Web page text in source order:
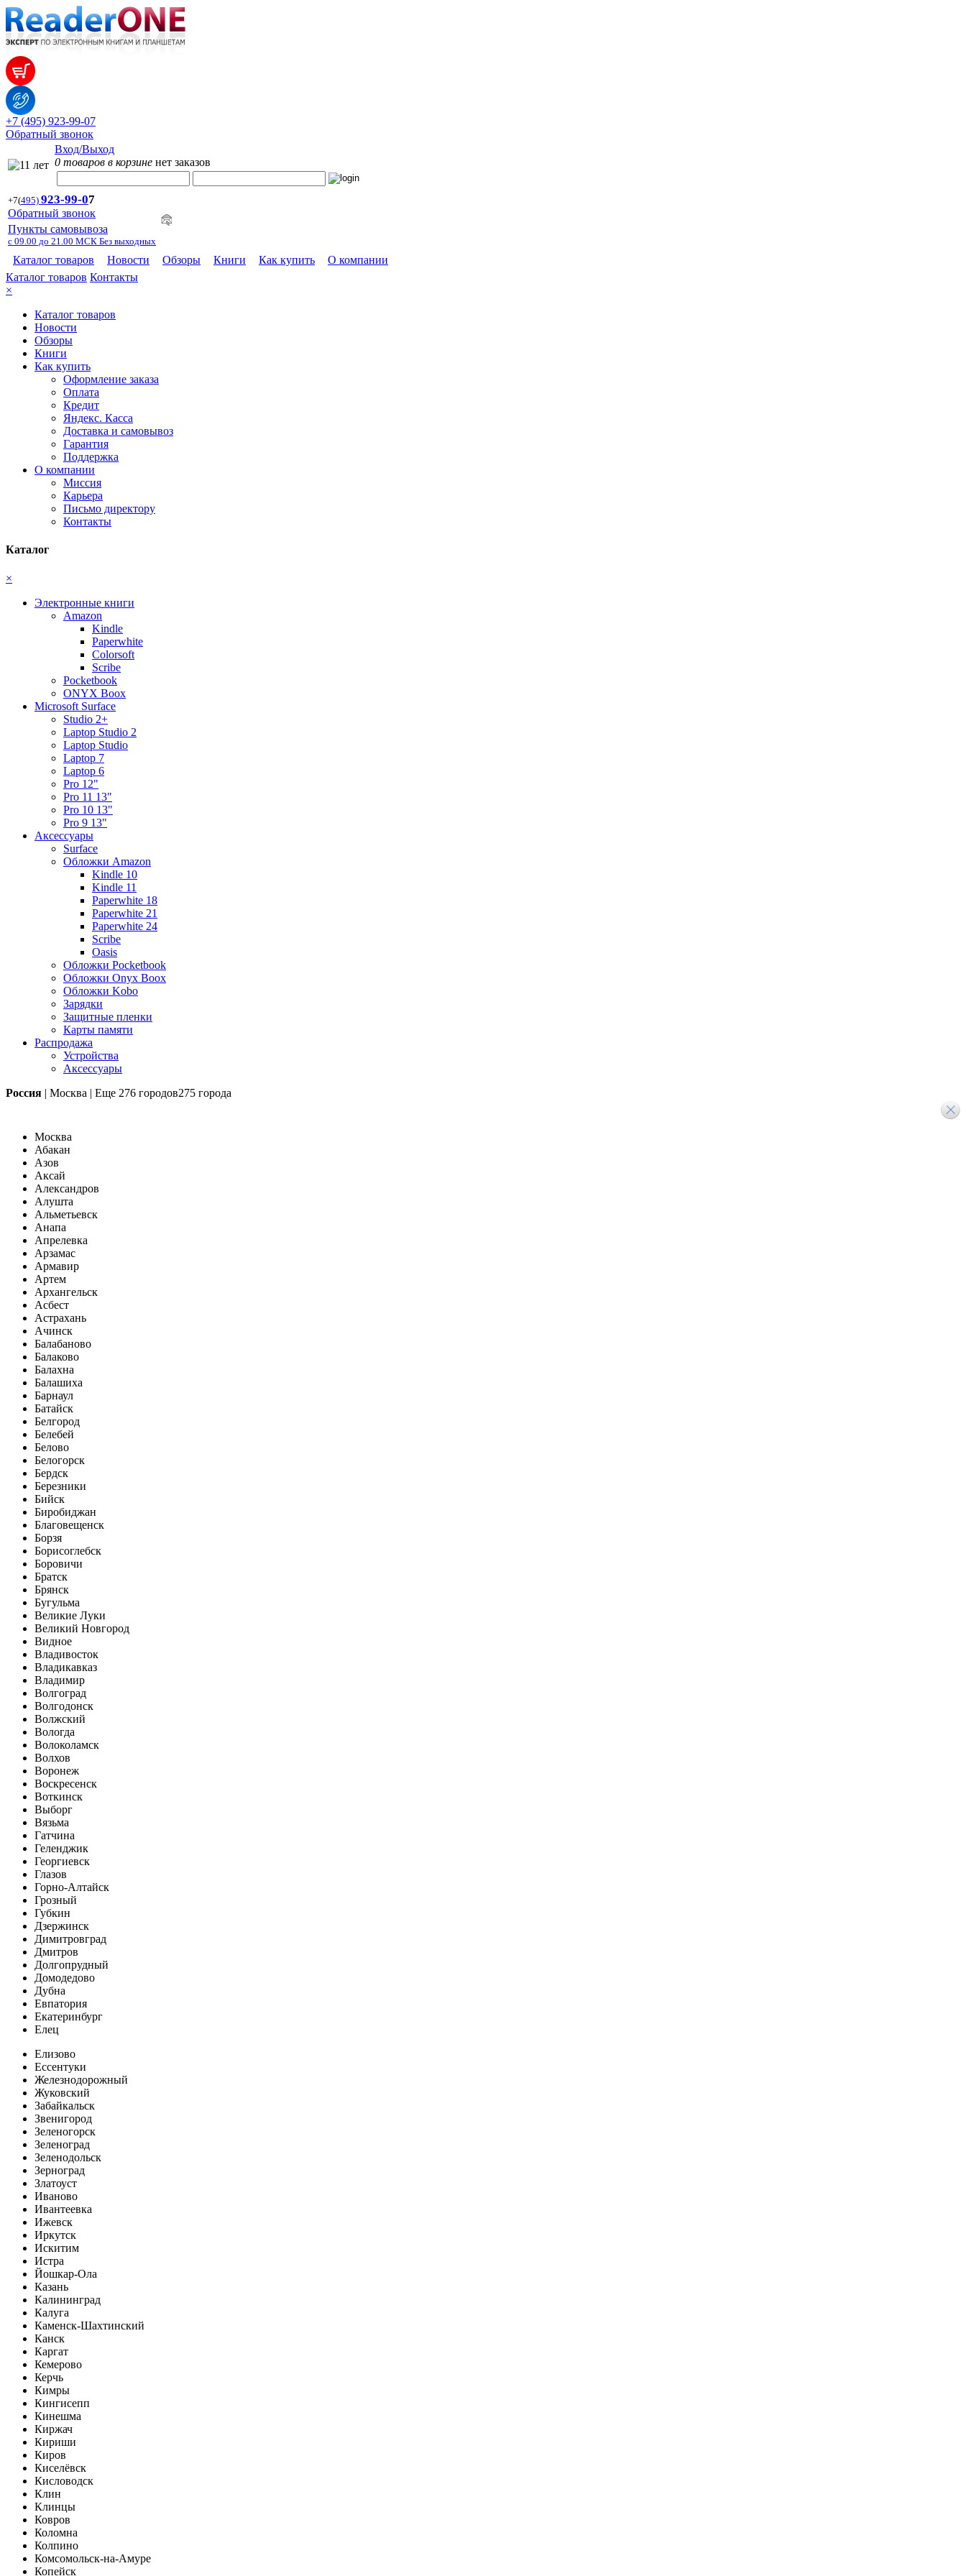
+7 (495) 923-99-07
Обратный звонок
Вход/Выход
0 товаров в корзине нет заказов
+7(495) 923-99-07
Обратный звонок
Пункты самовывоза
с 09.00 до 21.00 МСК Без выходных
Каталог товаров Новости Обзоры Книги Как купить
О компании
Каталог товаров Контакты
×
Каталог товаров
Новости
Обзоры
Книги
Как купить
Оформление заказа
Оплата
Кредит
Яндекс. Касса
Доставка и самовывоз
Гарантия
Поддержка
О компании
Миссия
Карьера
Письмо директору
Контакты
Каталог
×
Электронные книги
Amazon
Kindle
Paperwhite
Colorsoft
Scribe
Pocketbook
ONYX Boox
Microsoft Surface
Studio 2+
Laptop Studio 2
Laptop Studio
Laptop 7
Laptop 6
Pro 12"
Pro 11 13"
Pro 10 13"
Pro 9 13"
Аксессуары
Surface
Обложки Amazon
Kindle 10
Kindle 11
Paperwhite 18
Paperwhite 21
Paperwhite 24
Scribe
Oasis
Обложки Pocketbook
Обложки Onyx Boox
Обложки Kobo
Зарядки
Защитные пленки
Карты памяти
Распродажа
Устройства
Аксессуары
Россия | Москва | Еще 276 городов275 города
Москва
Абакан
Азов
Аксай
Александров
Алушта
Альметьевск
Анапа
Апрелевка
Арзамас
Армавир
Артем
Архангельск
Асбест
Астрахань
Ачинск
Балабаново
Балаково
Балахна
Балашиха
Барнаул
Батайск
Белгород
Белебей
Белово
Белогорск
Бердск
Березники
Бийск
Биробиджан
Благовещенск
Борзя
Борисоглебск
Боровичи
Братск
Брянск
Бугульма
Великие Луки
Великий Новгород
Видное
Владивосток
Владикавказ
Владимир
Волгоград
Волгодонск
Волжский
Вологда
Волоколамск
Волхов
Воронеж
Воскресенск
Воткинск
Выборг
Вязьма
Гатчина
Геленджик
Георгиевск
Глазов
Горно-Алтайск
Грозный
Губкин
Дзержинск
Димитровград
Дмитров
Долгопрудный
Домодедово
Дубна
Евпатория
Екатеринбург
Елец
Елизово
Ессентуки
Железнодорожный
Жуковский
Забайкальск
Звенигород
Зеленогорск
Зеленоград
Зеленодольск
Зерноград
Златоуст
Иваново
Ивантеевка
Ижевск
Иркутск
Искитим
Истра
Йошкар-Ола
Казань
Калининград
Калуга
Каменск-Шахтинский
Канск
Каргат
Кемерово
Керчь
Кимры
Кингисепп
Кинешма
Киржач
Кириши
Киров
Киселёвск
Кисловодск
Клин
Клинцы
Ковров
Коломна
Колпино
Комсомольск-на-Амуре
Копейск